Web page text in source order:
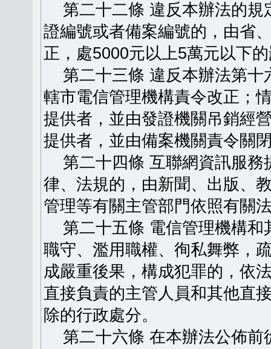
第二十二條 違反本辦法的規
證編號或者備案編號的，由省
正，處5000元以上5萬元以下
第二十三條 違反本辦法第十
轄市電信管理機構責令改正；
提供者，並由發證機關吊銷經
提供者，並由備案機關責令關
第二十四條 互聯網資訊服務
律、法規的，由新聞、出版、
管理等有關主管部門依照有關
第二十五條 電信管理機構和
職守、濫用職權、徇私舞弊，
成嚴重後果，構成犯罪的，依
直接負責的主管人員和其他直
除的行政處分。
第二十六條 在本辦法公佈前